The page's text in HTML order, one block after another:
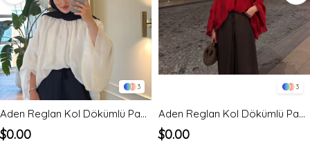
3
Aden Reglan Kol Dökümlü Pamuk Gömlek Bluz Beyaz Aden Reglan Kol Dökümlü Pamuk Gömlek Bluz Kırmızı